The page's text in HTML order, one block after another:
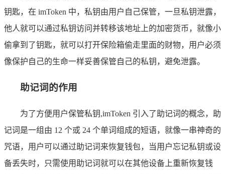
钥匙，在 imToken 中，私钥由用户自己保管，一旦私钥泄露，
他人就可以通过私钥访问并转移该地址上的加密货币，就像小
偷拿到了钥匙，就可以打开保险箱偷走里面的财物，用户必须
像保护自己的生命一样妥善保管自己的私钥，避免泄露。
助记词的作用
为了方便用户保管私钥,imToken 引入了助记词的概念，助
记词是一组由 12 个或 24 个单词组成的短语，就像一串神奇的
咒语，用户可以通过助记词来恢复钱包，当用户忘记私钥或设
备丢失时，只需使用助记词就可以在其他设备上重新恢复钱